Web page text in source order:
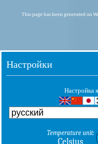
This page has been generated on
Настройки
Настройка
Temperature unit:
Celsius